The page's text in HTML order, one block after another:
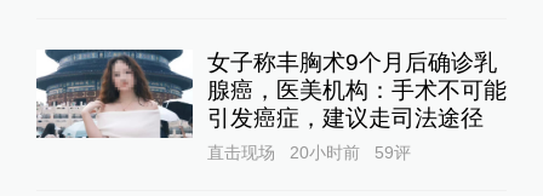
女子称丰胸术9个月后确诊乳
腺癌，医美机构：手术不可能
引发癌症，建议走司法途径
直击现场 20小时前 59评